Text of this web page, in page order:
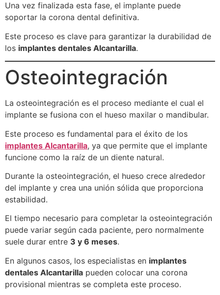
Una vez finalizada esta fase, el implante puede
soportar la corona dental definitiva.
Este proceso es clave para garantizar la durabilidad de
los implantes dentales Alcantarilla.
Osteointegración
La osteointegración es el proceso mediante el cual el
implante se fusiona con el hueso maxilar o mandibular.
Este proceso es fundamental para el éxito de los
implantes Alcantarilla, ya que permite que el implante
funcione como la raíz de un diente natural.
Durante la osteointegración, el hueso crece alrededor
del implante y crea una unión sólida que proporciona
estabilidad.
El tiempo necesario para completar la osteointegración
puede variar según cada paciente, pero normalmente
suele durar entre 3 y 6 meses.
En algunos casos, los especialistas en implantes
dentales Alcantarilla pueden colocar una corona
provisional mientras se completa este proceso.